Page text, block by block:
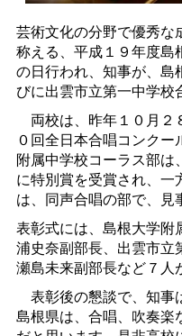
芸術文化の分野で優秀な
称える、平成１９年度島
の日行われ、知事が、島
びに出雲市立第一中学校
両校は、昨年１０月２
０回全日本合唱コンク
附属中学校コーラス部は
に特別賞を受賞され、
は、同声合唱の部で、見
表彰式には、島根大学附
浦史奈副部長、出雲市立
瀬島未来副部長など７人
表彰後の懇談で、知事
島根県は、合唱、吹奏楽